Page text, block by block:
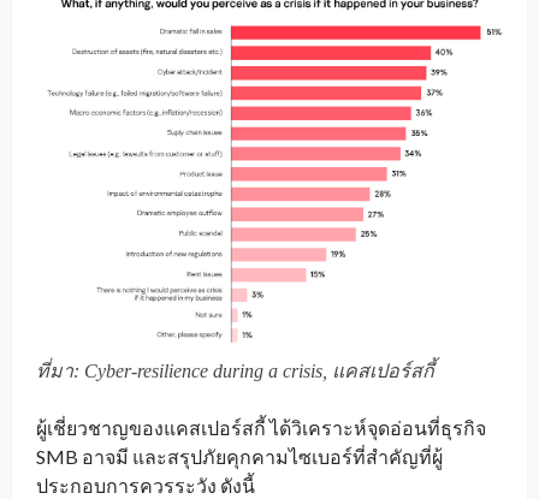
ที่มา: Cyber-resilience during a crisis, แคสเปอร์สกี้
ผู้เชี่ยวชาญของแคสเปอร์สกี้ ได้วิเคราะห์จุดอ่อนที่ธุรกิจ
SMB อาจมี และสรุปภัยคุกคามไซเบอร์ที่สำคัญที่ผู้
ประกอบการควรระวัง ดังนี้